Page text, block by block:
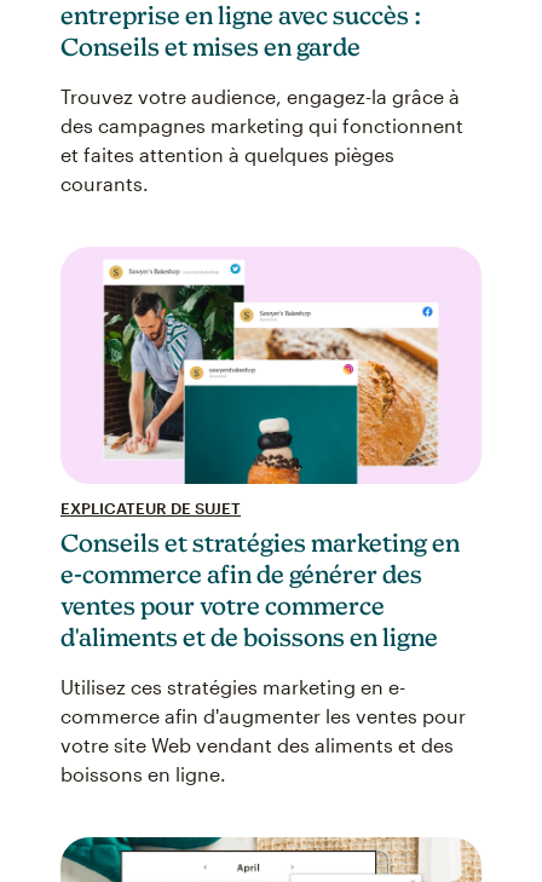
entreprise en ligne avec succès :
Conseils et mises en garde
Trouvez votre audience, engagez-la grâce à
des campagnes marketing qui fonctionnent
et faites attention à quelques pièges
courants.
EXPLICATEUR DE SUJET
Conseils et stratégies marketing en
e-commerce afin de générer des
ventes pour votre commerce
d'aliments et de boissons en ligne
Utilisez ces stratégies marketing en e-
commerce afin d'augmenter les ventes pour
votre site Web vendant des aliments et des
boissons en ligne.